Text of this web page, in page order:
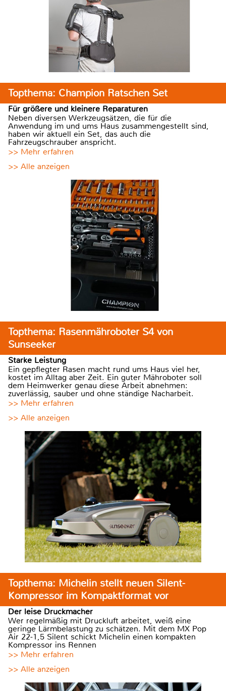
Topthema: Champion Ratschen Set
Für größere und kleinere Reparaturen
Neben diversen Werkzeugsätzen, die für die
Anwendung im und ums Haus zusammengestellt sind,
haben wir aktuell ein Set, das auch die
Fahrzeugschrauber anspricht.
>> Mehr erfahren
>> Alle anzeigen
Topthema: Rasenmähroboter S4 von
Sunseeker
Starke Leistung
Ein gepflegter Rasen macht rund ums Haus viel her,
kostet im Alltag aber Zeit. Ein guter Mähroboter soll
dem Heimwerker genau diese Arbeit abnehmen:
zuverlässig, sauber und ohne ständige Nacharbeit.
>> Mehr erfahren
>> Alle anzeigen
Topthema: Michelin stellt neuen Silent-
Kompressor im Kompaktformat vor
Der leise Druckmacher
Wer regelmäßig mit Druckluft arbeitet, weiß eine
geringe Lärmbelastung zu schätzen. Mit dem MX Pop
Air 22-1,5 Silent schickt Michelin einen kompakten
Kompressor ins Rennen
>> Mehr erfahren
>> Alle anzeigen